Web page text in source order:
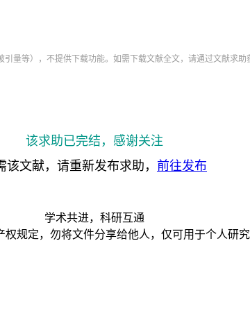
量等），不提供下载功能。如需下载文献全文，请通过文献求助
该求助已完结，感谢关注
该文献，请重新发布求助， 前往发布
学术共进，科研互通
权规定，勿将文件分享给他人，仅可用于个人研